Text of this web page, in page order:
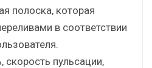
полоска, которая
в соответствии
скорость пульсации,